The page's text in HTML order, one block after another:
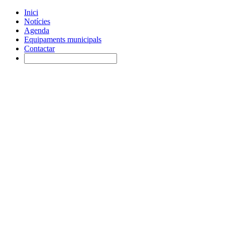
Inici
Notícies
Agenda
Equipaments municipals
Contactar